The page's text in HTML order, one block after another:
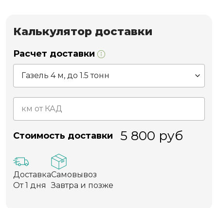
Калькулятор доставки
Расчет доставки
Стоимость доставки 5 800 руб
Доставка
От 1 дня
Самовывоз
Завтра и позже